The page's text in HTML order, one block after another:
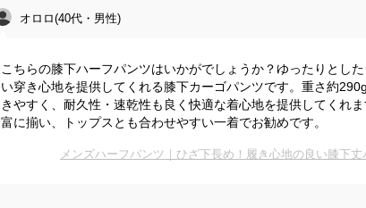
オロロ(40代・男性)
こちらの膝下ハーフパンツはいかがでしょうか？ゆったりとし
い穿き心地を提供してくれる膝下カーゴパンツです。重さ約
きやすく、耐久性・速乾性も良く快適な着心地を提供してくれ
富に揃い、トップスとも合わせやすい一着でお勧めです。
メンズハーフパンツ｜ひざ下長め！履き心地の良い膝下丈